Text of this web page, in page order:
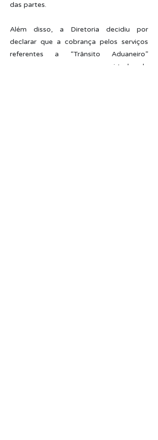
das partes.
Além disso, a Diretoria decidiu por
declarar que a cobrança pelos serviços
referentes a “Trânsito Aduaneiro”
permanece suspensa, em virtude de